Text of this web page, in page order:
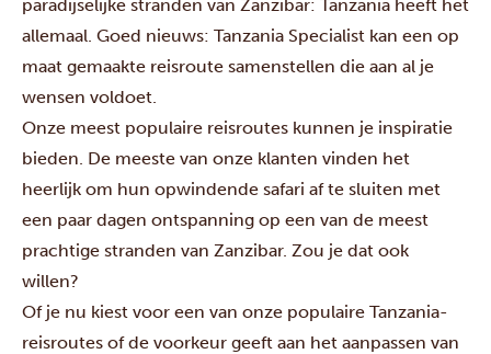
paradijselijke stranden van Zanzibar: Tanzania heeft het
allemaal. Goed nieuws: Tanzania Specialist kan een op
maat gemaakte reisroute samenstellen die aan al je
wensen voldoet.
Onze meest populaire reisroutes kunnen je inspiratie
bieden. De meeste van onze klanten vinden het
heerlijk om hun opwindende safari af te sluiten met
een paar dagen ontspanning op een van de meest
prachtige stranden van Zanzibar. Zou je dat ook
willen?
Of je nu kiest voor een van onze populaire Tanzania-
reisroutes of de voorkeur geeft aan het aanpassen van